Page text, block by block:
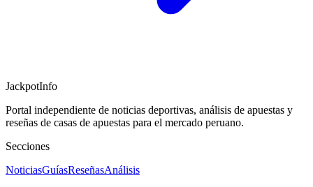
JackpotInfo
Portal independiente de noticias deportivas, análisis de apuestas y
reseñas de casas de apuestas para el mercado peruano.
Secciones
NoticiasGuíasReseñasAnálisis